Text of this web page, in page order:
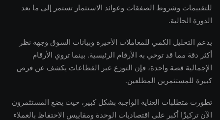
للتقييمات وشروط الصفقات وعوائد الاستثمار تستمر إلى ما بعد
الدورة الحالية.
يدعم التحليل الكمي للمعاملات الأخيرة وبيانات السوق وجهة نظر
أكثر دقة مما قد توحي به الأرقام الرئيسية. بينما تروي الأرقام
الإجمالية قصة واحدة، فإن التوزع عبر القطاعات يكشف عن فرص
كبيرة للمستثمرين المطلعين.
تطورت متطلبات العناية الواجبة بشكل كبير، حيث يضع المستثمرون
الآن تركيزًا أكبر على اقتصاديات الوحدة ومقاييس الاحتفاظ بالعملاء